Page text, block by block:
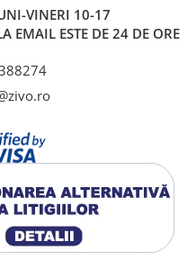
VINERI 10-17
EMAIL ESTE DE 24 DE ORE